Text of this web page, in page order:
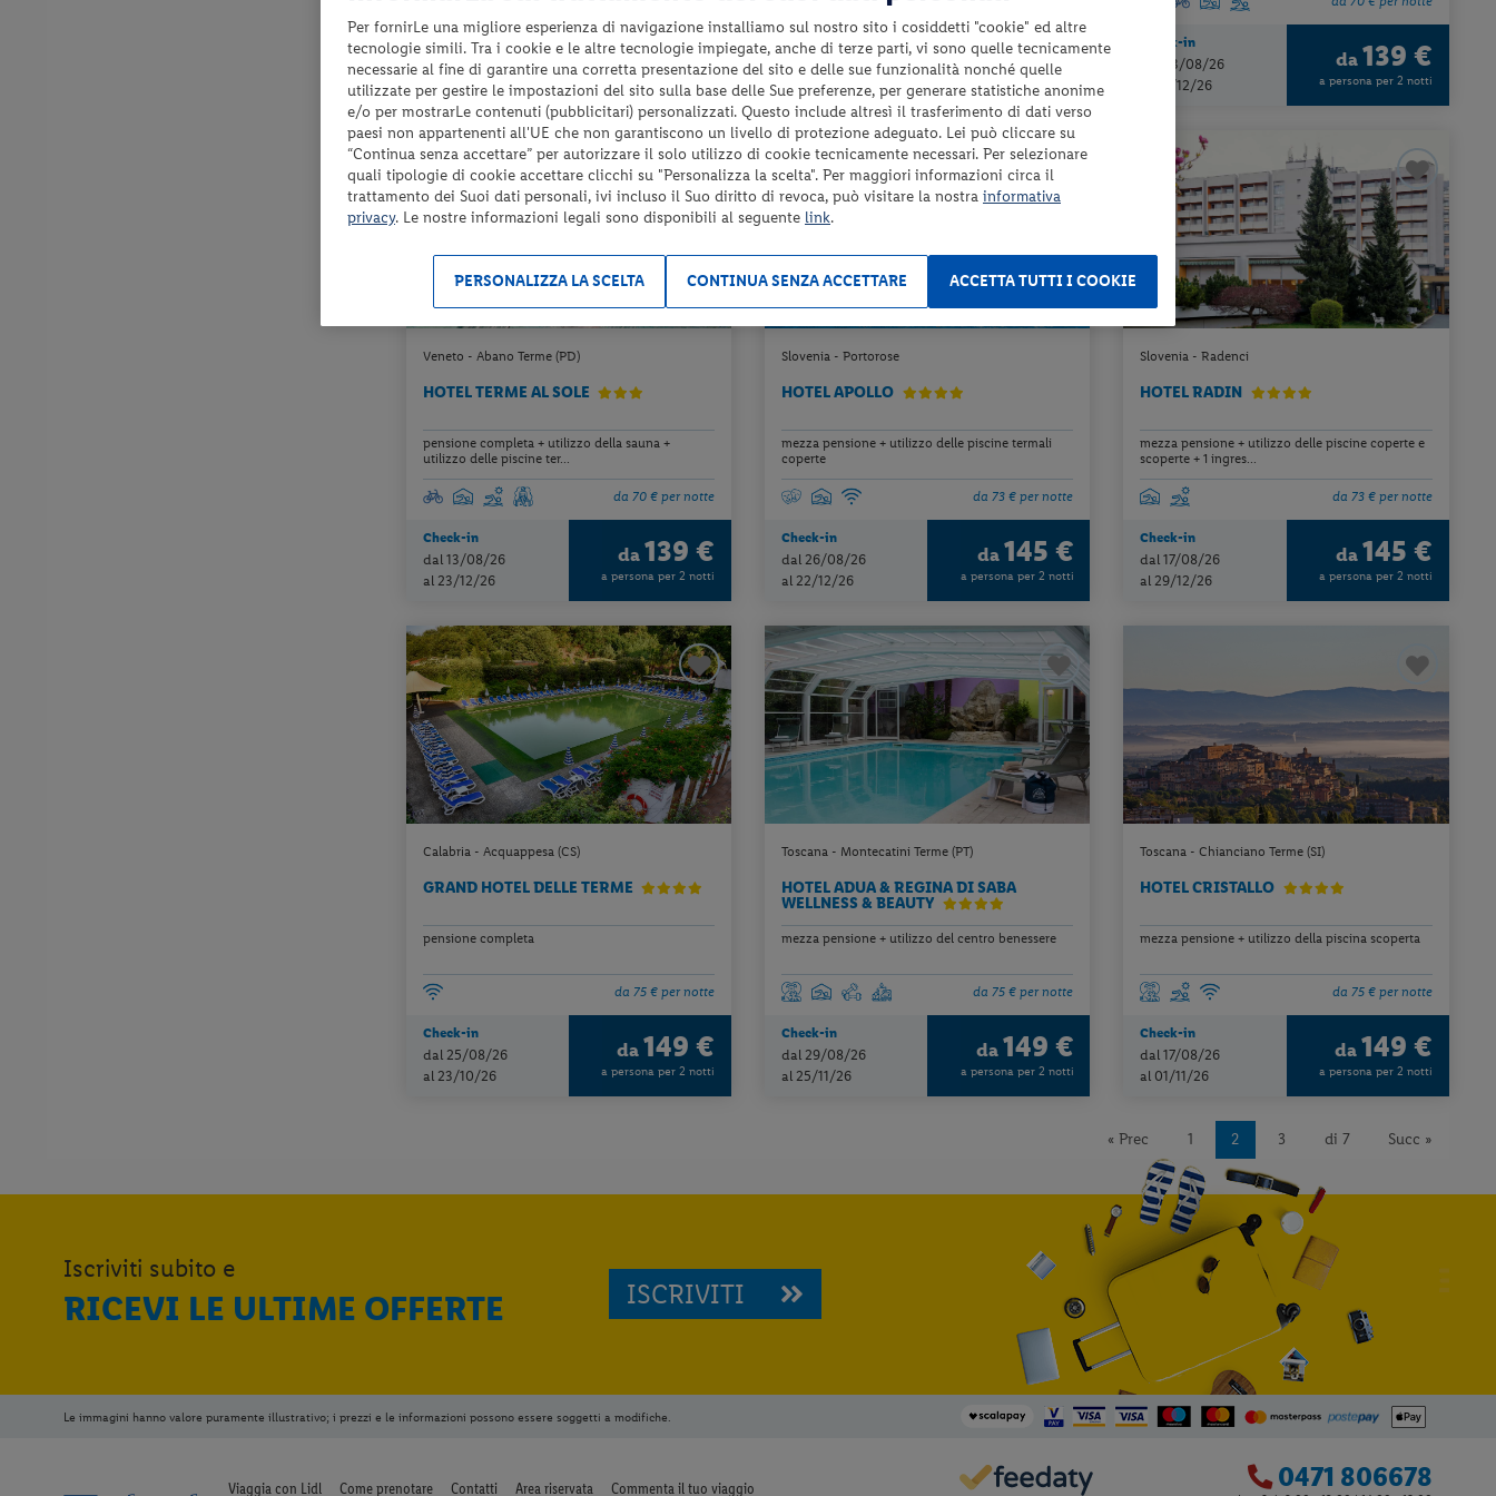
Check-in
dal 03/09/26
al 25/10/26
da135 €
a persona per 2 notti
Check-in
dal 17/08/26
al 29/10/26
da139 €
a persona per 2 notti
Check-in
dal 23/08/26
al 24/12/26
da 139 €
a persona per 2 notti
Veneto - Abano Terme (PD)
HOTEL TERME AL SOLE
pensione completa + utilizzo della sauna +
utilizzo delle piscine ter...
da 70 € per notte
Check-in
dal 13/08/26
al 23/12/26
da 139 €
a persona per 2 notti
Slovenia - Portorose
HOTEL APOLLO
mezza pensione + utilizzo delle piscine termali
coperte
da 73 € per notte
Check-in
dal 26/08/26
al 22/12/26
da 145 €
a persona per 2 notti
Slovenia - Radenci
HOTEL RADIN
mezza pensione + utilizzo delle piscine coperte e
scoperte + 1 ingres...
da 73 € per notte
Check-in
dal 17/08/26
al 29/12/26
da 145 €
a persona per 2 notti
Calabria - Acquappesa (CS)
GRAND HOTEL DELLE TERME
pensione completa
da 75 € per notte
Check-in
dal 25/08/26
al 23/10/26
da 149 €
a persona per 2 notti
Toscana - Montecatini Terme (PT)
HOTEL ADUA & REGINA DI SABA
WELLNESS & BEAUTY
mezza pensione + utilizzo del centro benessere
da 75 € per notte
Check-in
dal 29/08/26
al 25/11/26
da 149 €
a persona per 2 notti
Toscana - Chianciano Terme (SI)
HOTEL CRISTALLO
mezza pensione + utilizzo della piscina scoperta
da 75 € per notte
Check-in
dal 17/08/26
al 01/11/26
da 149 €
a persona per 2 notti
« Prec 1 2 3 di 7 Succ »
Iscriviti subito e
RICEVI LE ULTIME OFFERTE ISCRIVITI
Le immagini hanno valore puramente illustrativo; i prezzi e le informazioni possono essere soggetti a modifiche.
Viaggia con Lidl Come prenotare Contatti Area riservata Commenta il tuo viaggio 0471 806678
Per fornirLe una migliore esperienza di navigazione installiamo sul nostro sito i cosiddetti "cookie" ed altre
tecnologie simili. Tra i cookie e le altre tecnologie impiegate, anche di terze parti, vi sono quelle tecnicamente
necessarie al fine di garantire una corretta presentazione del sito e delle sue funzionalità nonché quelle
utilizzate per gestire le impostazioni del sito sulla base delle Sue preferenze, per generare statistiche anonime
e/o per mostrarLe contenuti (pubblicitari) personalizzati. Questo include altresì il trasferimento di dati verso
paesi non appartenenti all'UE che non garantiscono un livello di protezione adeguato. Lei può cliccare su
“Continua senza accettare” per autorizzare il solo utilizzo di cookie tecnicamente necessari. Per selezionare
quali tipologie di cookie accettare clicchi su "Personalizza la scelta". Per maggiori informazioni circa il
trattamento dei Suoi dati personali, ivi incluso il Suo diritto di revoca, può visitare la nostra informativa
privacy. Le nostre informazioni legali sono disponibili al seguente link.
ACCETTA TUTTI I COOKIE
CONTINUA SENZA ACCETTARE
PERSONALIZZA LA SCELTA